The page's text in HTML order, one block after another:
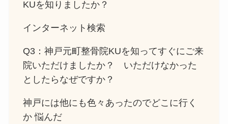
KUを知りましたか？
インターネット検索
Q3：神戸元町整骨院KUを知ってすぐにご来
院いただけましたか？ いただけなかった
としたらなぜですか？
神戸には他にも色々あったのでどこに行く
か 悩んだ